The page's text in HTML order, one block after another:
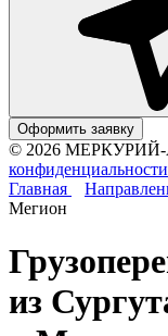
Оформить заявку
© 2026 МЕРКУРИЙ-
конфиденциальности
Главная
Мегион
из